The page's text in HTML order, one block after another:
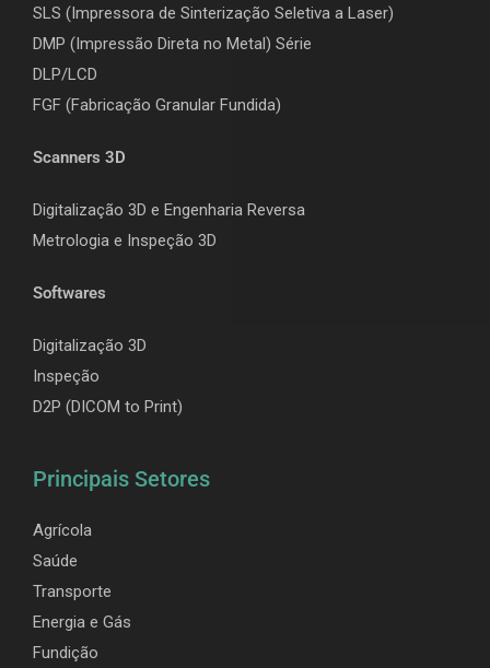
SLS (Impressora de Sinterização Seletiva a Laser)
DMP (Impressão Direta no Metal) Série
DLP/LCD
FGF (Fabricação Granular Fundida)
Scanners 3D
Digitalização 3D e Engenharia Reversa
Metrologia e Inspeção 3D
Softwares
Digitalização 3D
Inspeção
D2P (DICOM to Print)
Principais Setores
Agrícola
Saúde
Transporte
Energia e Gás
Fundição